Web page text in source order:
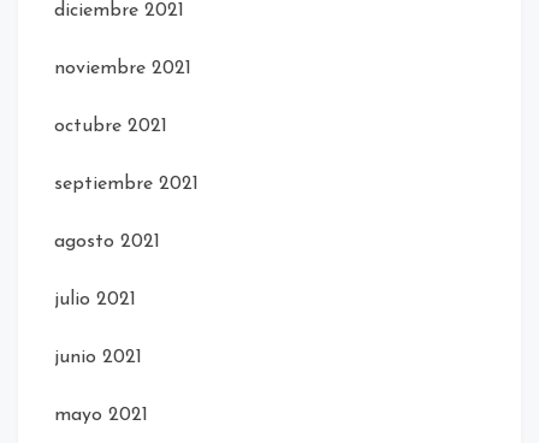
diciembre 2021
noviembre 2021
octubre 2021
septiembre 2021
agosto 2021
julio 2021
junio 2021
mayo 2021